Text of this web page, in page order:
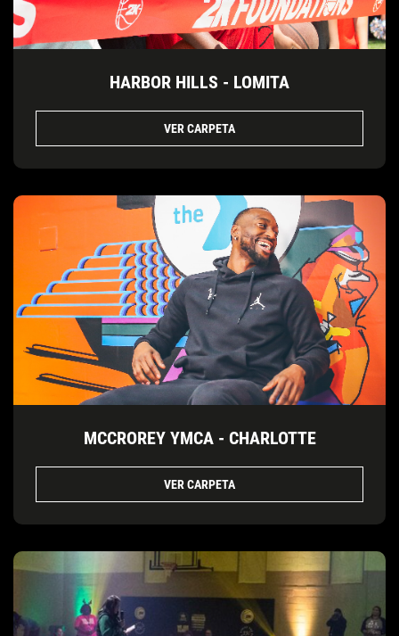
HARBOR HILLS - LOMITA
VER CARPETA
MCCROREY YMCA - CHARLOTTE
VER CARPETA